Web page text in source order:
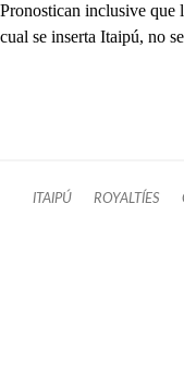
Pronostican inclusive que
cual se inserta Itaipú, no
ITAIPÚ ROYALTÍES